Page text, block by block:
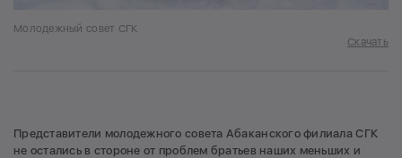
Молодежный совет СГК
Скачать
Представители молодежного совета Абаканского филиала СГК
не остались в стороне от проблем братьев наших меньших и